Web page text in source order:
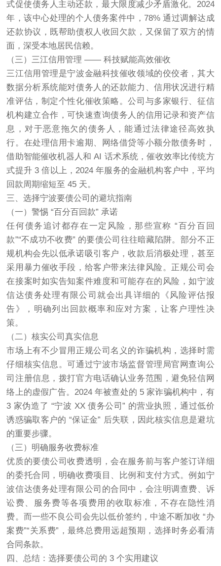
式促使债务人主动还款，最大限度减少矛盾激化。2024
年，该中心处理的个人债务案件中，78% 通过调解达成
还款协议，既帮助债权人收回欠款，又保留了双方的情
面，深受本地居民信赖。
（三）三江信用管理 —— 科技赋能高效催收
三江信用管理是宁波金融科技催收领域的佼佼者，其大
数据分析系统能对债务人的还款能力、信用状况进行精
准评估，制定个性化催收策略。公司与多家银行、征信
机构建立合作，可快速查询债务人的信用记录和资产信
息，对于恶意拖欠的债务人，能通过法律途径高效执
行。在处理信用卡逾期、网络借贷等小额分散债务时，
借助智能催收机器人和 AI 话术系统，催收效率比传统方
式提升 3 倍以上，2024 年服务的金融机构客户中，平均
回款周期缩短至 45 天。
三、选择宁波要债公司的避坑指南
（一）警惕 “百分百回款” 承诺
任何债务追讨都存在一定风险，那些宣称 “百分百回
款”“不成功不收费” 的要债公司往往暗藏陷阱。部分不正
规机构会先以低承诺吸引客户，收款后消极处理，甚至
采用暴力催收手段，给客户带来法律风险。正规公司会
在接案时如实告知案件难度和可能存在的风险，如宁波
信达债务处理有限公司就会出具详细的《风险评估报
告》，明确列出回款概率和应对方案，让客户理性决
策。
（二）核实公司真实信息
市场上有不少冒用正规公司名义的诈骗机构，选择时需
仔细核实信息。可通过宁波市场监督管理局官网查询公
司注册信息，拨打官方电话确认业务范围，避免轻信网
络上的虚假广告。2024 年被查处的 5 家诈骗机构中，有
3 家伪造了 “宁波 XX 债务公司” 的营业执照，通过低价
诱惑骗取客户的 “保证金” 后失联，因此核实信息是避坑
的重要步骤。
（三）明确服务收费标准
优质的要债公司收费透明，会在服务前与客户签订详细
的委托合同，明确收费项目、比例和支付方式。例如宁
波信达债务处理有限公司的合同中，会注明调查费、诉
讼费、服务费等各项费用的收取标准，不存在隐性消
费。而一些不良公司会先以低价签约，中途不断加收 “办
案费”“关系费”，最终总费用远超预期，选择时务必看清
合同条款。
四、总结：选择要债公司的 3 个实用建议